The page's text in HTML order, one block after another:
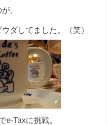
。
ダしてました。（笑）
e-Taxに挑戦。